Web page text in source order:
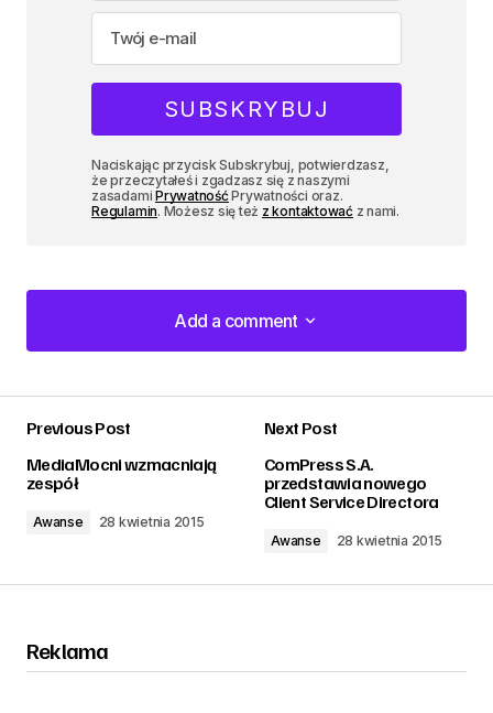
Naciskając przycisk Subskrybuj, potwierdzasz,
że przeczytałeś i zgadzasz się z naszymi
zasadamiPrywatnośćPrywatności oraz.
Regulamin. Możesz się też z kontaktowaćz nami.
Add a comment
Add a comment
Previous Post
MediaMocni wzmacniają
zespół
Awanse 28 kwietnia 2015
Next Post
ComPress S.A.
przedstawia nowego
Client Service Directora
Awanse 28 kwietnia 2015
Reklama